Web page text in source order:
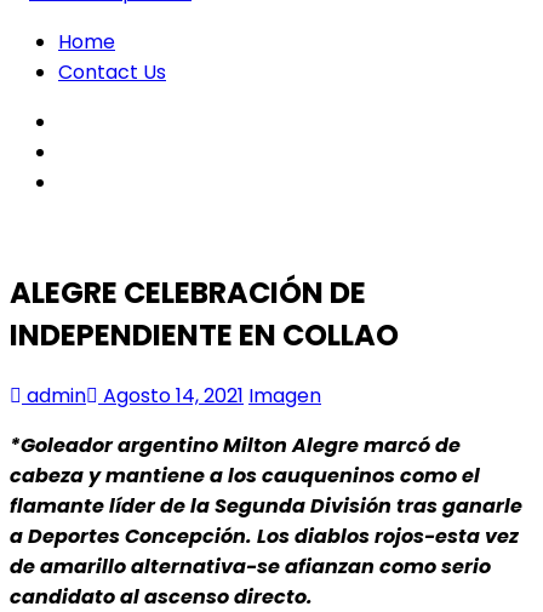
Home
Contact Us
ALEGRE CELEBRACIÓN DE
INDEPENDIENTE EN COLLAO
admin Agosto 14, 2021 Imagen
*Goleador argentino Milton Alegre marcó de
cabeza y mantiene a los cauqueninos como el
flamante líder de la Segunda División tras ganarle
a Deportes Concepción. Los diablos rojos-esta vez
de amarillo alternativa-se afianzan como serio
candidato al ascenso directo.